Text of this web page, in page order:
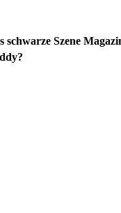
schwarze Szene